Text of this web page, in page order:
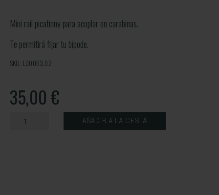
Mini rail picatinny para acoplar en carabinas.
Te permitirá fijar tu bípode.
SKU: L00063.02
35,00€
AÑADIR A LA CESTA